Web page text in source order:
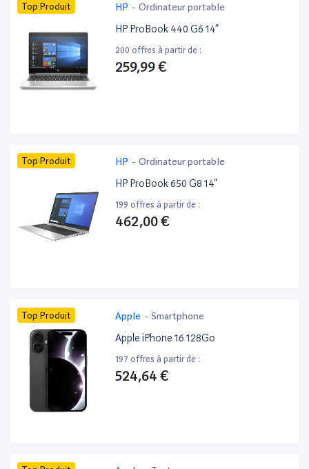
Top Produit HP - Ordinateur portable
HP ProBook 440 G6 14”
200 offres à partir de :
259,99 €
Top Produit HP - Ordinateur portable
HP ProBook 650 G8 14”
199 offres à partir de :
462,00 €
Top Produit Apple - Smartphone
Apple iPhone 16 128Go
197 offres à partir de :
524,64 €